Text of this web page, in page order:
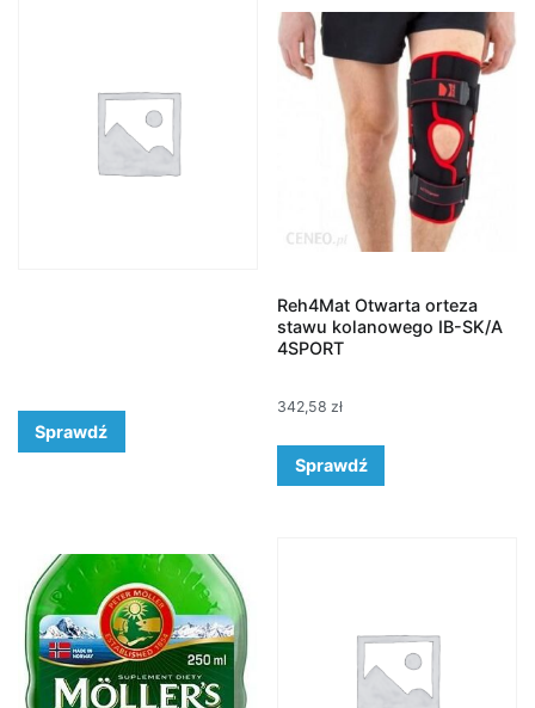
Sprawdź
Reh4Mat Otwarta orteza
stawu kolanowego IB-SK/A
4SPORT
342,58zł
Sprawdź